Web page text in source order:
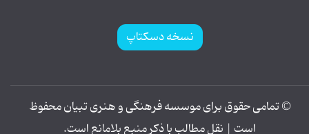
نسخه دسکتاپ
© تمامی حقوق برای موسسه فرهنگی و هنری تبیان محفوظ
است | نقل مطالب با ذکر منبع بلامانع است.